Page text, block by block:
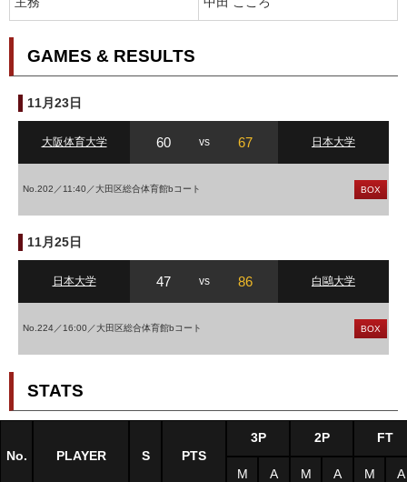
GAMES & RESULTS
11月23日
大阪体育大学 60 vs 67 日本大学
No.202／11:40／大田区総合体育館bコート BOX
11月25日
日本大学 47 vs 86 白鷗大学
No.224／16:00／大田区総合体育館bコート BOX
STATS
No. PLAYER S PTS
3P 2P FT
M A M A M A